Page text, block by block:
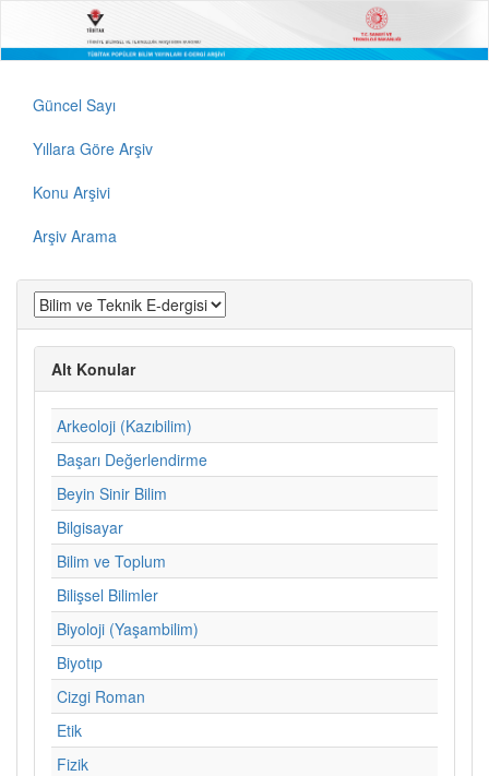
Güncel Sayı
Yıllara Göre Arşiv
Konu Arşivi
Arşiv Arama
Alt Konular
Arkeoloji (Kazıbilim)
Başarı Değerlendirme
Beyin Sinir Bilim
Bilgisayar
Bilim ve Toplum
Bilişsel Bilimler
Biyoloji (Yaşambilim)
Biyotıp
Cizgi Roman
Etik
Fizik